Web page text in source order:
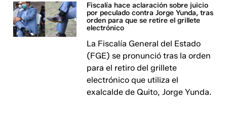
Fiscalía hace aclaración sobre juicio
por peculado contra Jorge Yunda, tras
orden para que se retire el grillete
electrónico
La Fiscalía General del Estado
(FGE) se pronunció tras la orden
para el retiro del grillete
electrónico que utiliza el
exalcalde de Quito, Jorge Yunda.